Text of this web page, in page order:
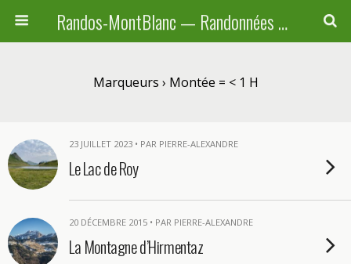
Randos-MontBlanc — Randonnées pédestres familiales en Haute-Savoie, Suisse et Italie
Marqueurs › Montée = < 1 H
23 JUILLET 2023 • PAR PIERRE-ALEXANDRE
Le Lac de Roy
20 DÉCEMBRE 2015 • PAR PIERRE-ALEXANDRE
La Montagne d’Hirmentaz